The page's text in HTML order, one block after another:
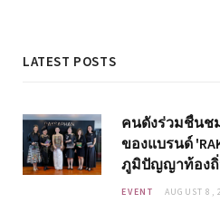
LATEST POSTS
คนดังร่วมชื่นช
ของแบรนด์
ภูมิปัญญาท้องถิ่
EVENT AUGUST 8,